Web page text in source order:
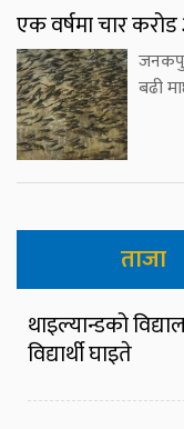
एक वर्षमा चार
बढी
ताजा
थाइल्यान्डको
विद्यार्थी घाइते